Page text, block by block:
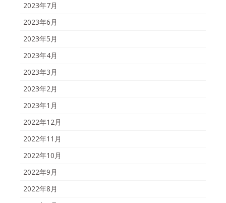
2023年7月
2023年6月
2023年5月
2023年4月
2023年3月
2023年2月
2023年1月
2022年12月
2022年11月
2022年10月
2022年9月
2022年8月